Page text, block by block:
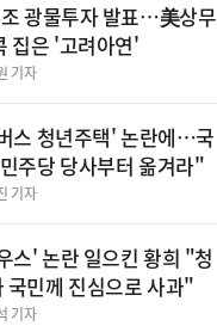
광물투자 발표…美상무
집은 '고려아연'
기자
스 청년주택' 논란에…국
주당 당사부터 옮겨라"
기자
스' 논란 일으킨 황희 "청
국민께 진심으로 사과"
기자